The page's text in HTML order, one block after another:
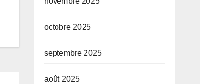
octobre 2025
septembre 2025
août 2025